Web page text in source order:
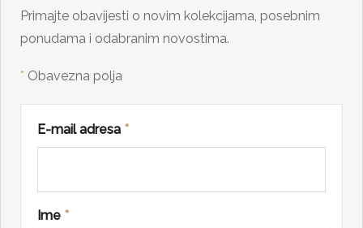
Primajte obavijesti o novim kolekcijama, posebnim
ponudama i odabranim novostima.
* Obavezna polja
E-mail adresa *
Ime *